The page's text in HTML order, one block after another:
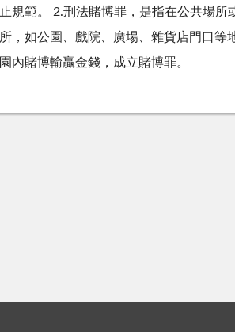
規範。 2.刑法賭博罪，是指在公共場所
，如公園、戲院、廣場、雜貨店門口等
內賭博輸贏金錢，成立賭博罪。